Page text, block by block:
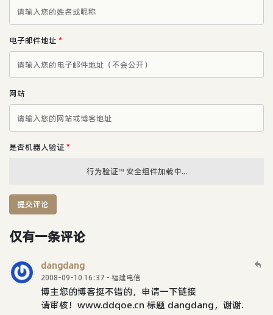
电子邮件地址 *
网站
是否机器人验证 *
行为验证™ 安全组件加载中...
提交评论
仅有一条评论
dangdang
2008-09-10 16:37 - 福建电信
博主您的博客挺不错的，申请一下链接
请审核！www.ddqoe.cn 标题 dangdang，谢谢.